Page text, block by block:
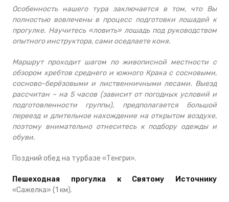
Особенность нашего тура заключается в том, что Вы
полностью вовлечены в процесс подготовки лошадей к
прогулке. Научитесь «ловить» лошадь под руководством
опытного инструктора, сами оседлаете коня.
Маршрут проходит шагом по живописной местности с
обзором хребтов среднего и южного Крака с сосновыми,
сосново-берёзовыми и лиственничными лесами. Выезд
рассчитан ~ на 5 часов (зависит от погодных условий и
подготовленности группы), предполагается большой
переезд и длительное нахождение на открытом воздухе,
поэтому внимательно отнеситесь к подбору одежды и
обуви.
Поздний обед на турбазе «Тенгри».
Пешеходная прогулка к Святому Источнику
«Сажелка» (1 км).